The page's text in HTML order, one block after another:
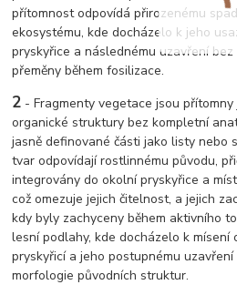
přítomnost odpovídá přirozenému
ekosystému, kde docházelo k jeho
pryskyřice a následnému uzavření
přeměny během fosilizace.
2 -Fragmenty vegetace jsou
organické struktury bez kompletní
jasně definované části jako listy nebo
tvar odpovídají rostlinnému původu,
integrovány do okolní pryskyřice a
což omezuje jejich čitelnost, a jejich
kdy byly zachyceny během aktivního
lesní podlahy, kde docházelo k mísení
pryskyřicí a jeho postupnému
morfologie původních struktur.